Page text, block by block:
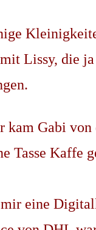
Lissy, die
kam Gabi
Tasse
eine